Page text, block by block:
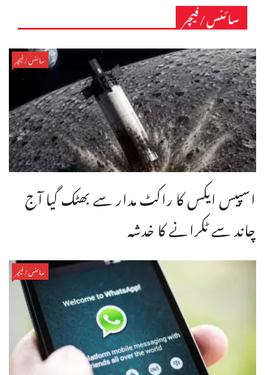
سائنس/فیچر
سائنس/فیچر
اسپیس ایکس کا راکٹ مدار سے بھٹک گیا آج
چاند سے ٹکرانے کا خدشہ
سائنس/فیچر